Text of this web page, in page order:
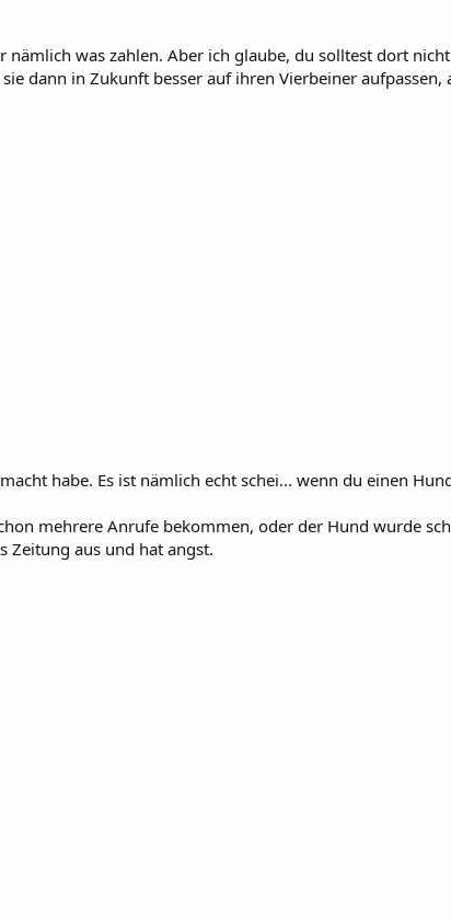
was zahlen. Aber ich glaube, du solltest dort
dann in Zukunft besser auf ihren Vierbeiner
habe. Es ist nämlich echt schei... wenn du einen
mehrere Anrufe bekommen, oder der Hund wurde
Zeitung aus und hat angst.